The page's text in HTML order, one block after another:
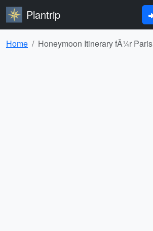
Plantrip
Home Honeymoon Itinerary fÃ¼r Paris